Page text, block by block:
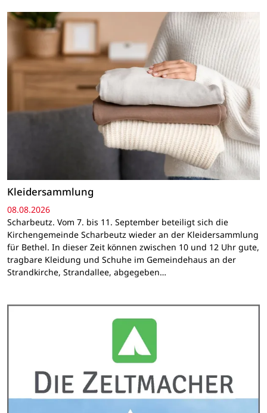
Kleidersammlung
08.08.2026
Scharbeutz. Vom 7. bis 11. September beteiligt sich die
Kirchengemeinde Scharbeutz wieder an der Kleidersammlung
für Bethel. In dieser Zeit können zwischen 10 und 12 Uhr gute,
tragbare Kleidung und Schuhe im Gemeindehaus an der
Strandkirche, Strandallee, abgegeben…